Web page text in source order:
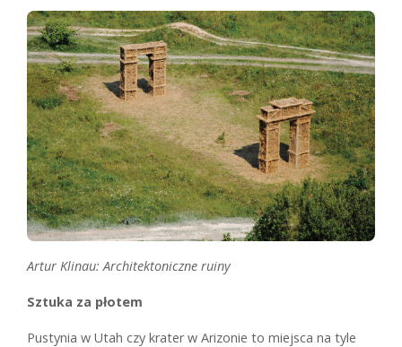
Artur Klinau: Architektoniczne ruiny
Sztuka za płotem
Pustynia w Utah czy krater w Arizonie to miejsca na tyle